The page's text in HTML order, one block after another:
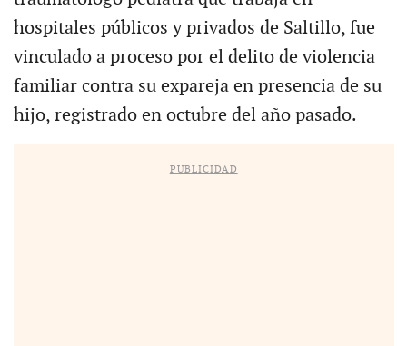
hospitales públicos y privados de Saltillo, fue
vinculado a proceso por el delito de violencia
familiar contra su expareja en presencia de su
hijo, registrado en octubre del año pasado.
PUBLICIDAD